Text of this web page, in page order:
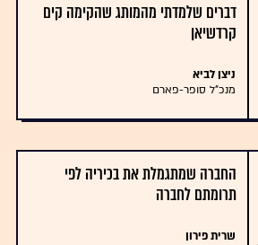
דברים שלמדתי מהמותג שהקימה קים
קרדשיאן
ניצן לביא
מנכ"ל סופר-פארם
החברה שמתגמלת את בכיריה לפי
תרומתם לחברה
שרית פירון